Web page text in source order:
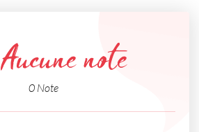
Aucune note
0 Note